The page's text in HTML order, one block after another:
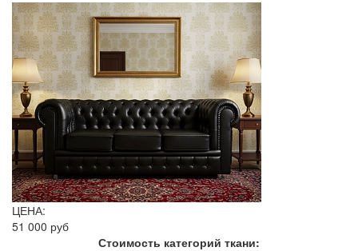
ЦЕНА:
51 000 руб
Стоимость категорий ткани: